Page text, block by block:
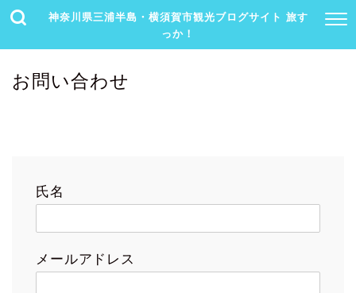
神奈川県三浦半島・横須賀市観光ブログサイト 旅す
っか！
お問い合わせ
氏名
メールアドレス